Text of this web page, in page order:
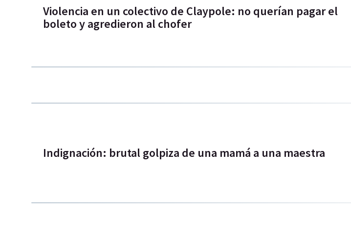
Violencia en un colectivo de Claypole: no querían pagar el
boleto y agredieron al chofer
Indignación: brutal golpiza de una mamá a una maestra